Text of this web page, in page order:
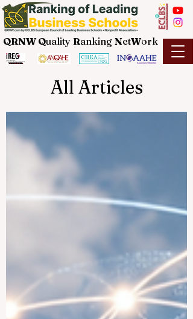
QRNW Quality Ranking NetWork
All Articles